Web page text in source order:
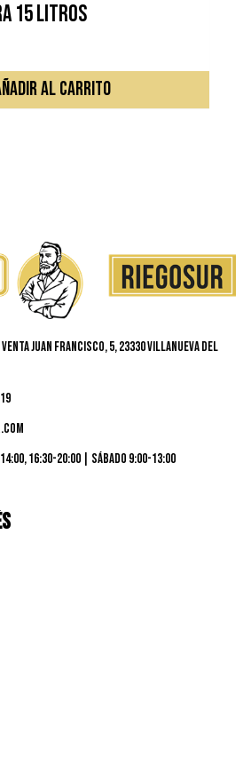
15 litros
AL CARRITO
Juan Francisco, 5, 23330 Villanueva del
16:30-20:00 | Sábado 9:00-13:00